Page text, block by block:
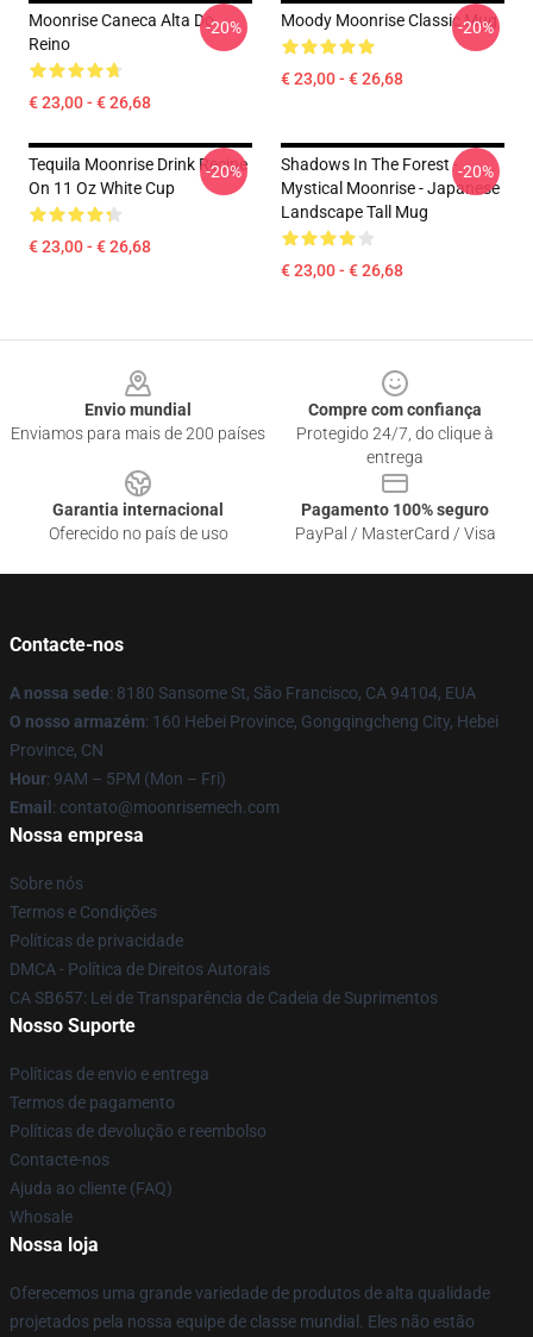
Moonrise Caneca Alta Do
Reino
€ 23,00 - € 26,68
-20% Moody Moonrise Classic Mug
€ 23,00 - € 26,68
-20%
Tequila Moonrise Drink Recipe
On 11 Oz White Cup
€ 23,00 - € 26,68
-20%
Shadows In The Forest -
Mystical Moonrise - Japanese
Landscape Tall Mug
€ 23,00 - € 26,68
-20%
Envio mundial
Enviamos para mais de 200 países
Compre com confiança
Protegido 24/7, do clique à
entrega
Garantia internacional
Oferecido no país de uso
Pagamento 100% seguro
PayPal / MasterCard / Visa
Contacte-nos
A nossa sede: 8180 Sansome St, São Francisco, CA 94104, EUA
O nosso armazém: 160 Hebei Province, Gongqingcheng City, Hebei
Province, CN
Hour: 9AM – 5PM (Mon – Fri)
Email : contato@moonrisemech.com
Nossa empresa
Sobre nós
Termos e Condições
Políticas de privacidade
DMCA - Política de Direitos Autorais
CA SB657: Lei de Transparência de Cadeia de Suprimentos
Nosso Suporte
Políticas de envio e entrega
Termos de pagamento
Políticas de devolução e reembolso
Contacte-nos
Ajuda ao cliente (FAQ)
Whosale
Nossa loja
Oferecemos uma grande variedade de produtos de alta qualidade
projetados pela nossa equipe de classe mundial. Eles não estão